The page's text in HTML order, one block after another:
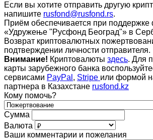
Если вы хотите отправить другую
напишите rusfond@rusfond.rs.
Приём обеспечивается при
«Удружење "Русфонд Београд"» в
Возврат криптовалютных
подтверждении личности отправителя.
Внимание! Криптовалюты здесь. Для
карты зарубежного банка
сервисами PayPal , Stripe или формой
партнера в Казахстане rusfond.kz
Кому помочь?
Сумма
Валюта
Ваши комментарии и пожелания